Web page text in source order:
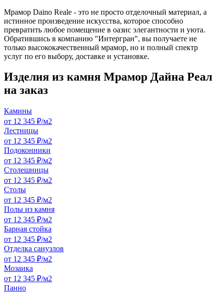
Мрамор Daino Reale - это не просто отделочный материал, а
истинное произведение искусства, которое способно
превратить любое помещение в оазис элегантности и уюта.
Обратившись в компанию "Интергран", вы получаете не
только высококачественный мрамор, но и полный спектр
услуг по его выбору, доставке и установке.
Изделия из камня Мрамор Дайна Реал
на заказ
Камины
от 12 345 ₽/м2
Лестницы
от 12 345 ₽/м2
Подоконники
от 12 345 ₽/м2
Столешницы
от 12 345 ₽/м2
Столы
от 12 345 ₽/м2
Полы из камня
от 12 345 ₽/м2
Барная стойка
от 12 345 ₽/м2
Отделка санузлов
от 12 345 ₽/м2
Мозаика
от 12 345 ₽/м2
Панно